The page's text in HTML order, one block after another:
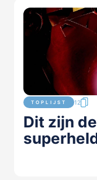
TOPLIJST 12
Dit zijn